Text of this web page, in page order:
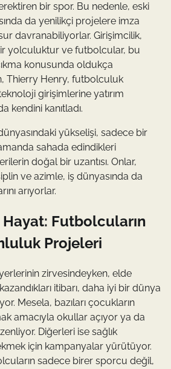
bir spor. Bu nedenle, eski
da yenilikçi projelere imza
davranabiliyorlar. Girişimcilik,
yolculuktur ve futbolcular, bu
konusunda oldukça
Thierry Henry, futbolculuk
girişimlerine yatırım
kendini kanıtladı.
yükselişi, sadece bir
sahada edindikleri
doğal bir uzantısı. Onlar,
ve azimle, iş dünyasında da
arıyorlar.
Hayat: Futbolcuların
Projeleri
zirvesindeyken, elde
itibarı, daha iyi bir dünya
Mesela, bazıları çocukların
amacıyla okullar açıyor ya da
Diğerleri ise sağlık
için kampanyalar yürütüyor.
sadece birer sporcu değil,